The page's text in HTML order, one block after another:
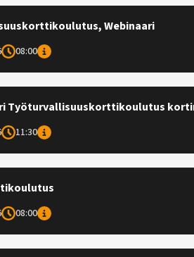
Webinaari
08:00
Työturvallisuuskorttikoulutus
11:30
08:00